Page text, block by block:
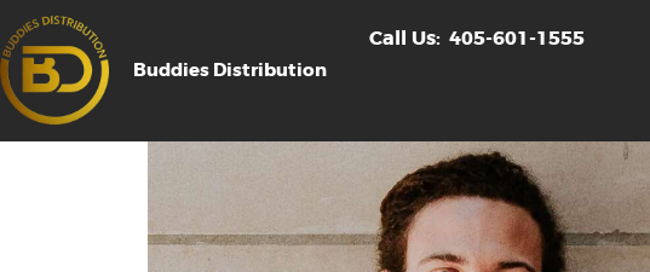
Buddies Distribution
Call Us: 405-601-1555